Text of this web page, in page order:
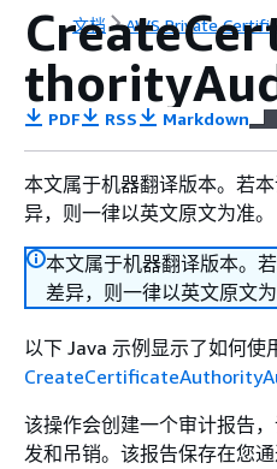
文档 AWS Private
PDF RSS Markdown
本文属于机器翻译版本。若
异，则一律以英文原文为准。
本文属于机器翻译版本。
差异，则一律以英文原文为
以下 Java 示例显示了如何使
该操作会创建一个审计报告
发和吊销。该报告保存在您